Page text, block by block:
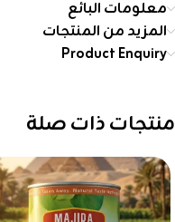
معلومات البائع
المزيد من المنتجات
Product Enquiry
منتجات ذات صلة